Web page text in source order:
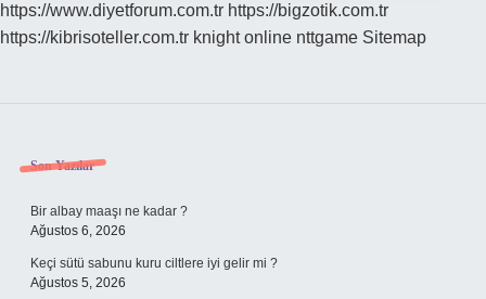
https://www.diyetforum.com.tr https://bigzotik.com.tr
https://kibrisoteller.com.tr knight online nttgame Sitemap
Sidebar
Son Yazılar
Bir albay maaşı ne kadar ?
Ağustos 6, 2026
Keçi sütü sabunu kuru ciltlere iyi gelir mi ?
Ağustos 5, 2026